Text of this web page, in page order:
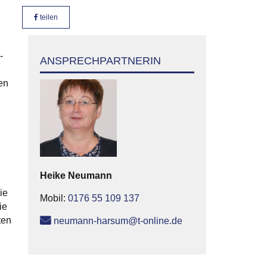
teilen
ANSPRECHPARTNERIN
Heike Neumann
Mobil: 0176 55 109 137
neumann-harsum@t-online.de